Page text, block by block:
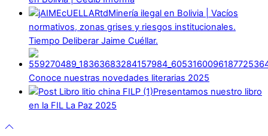
Minería ilegal en Bolivia | Vacíos
normativos, zonas grises y riesgos institucionales.
Tiempo Deliberar Jaime Cuéllar.
Conoce nuestras novedades literarias 2025
Presentamos nuestro libro
en la FIL La Paz 2025